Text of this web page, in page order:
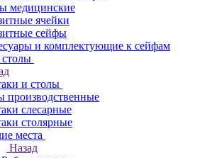
медицинские
ячейки
сейфы
и комплектующие к сейфам
и столы
производственные
слесарные
столярные
места
Назад